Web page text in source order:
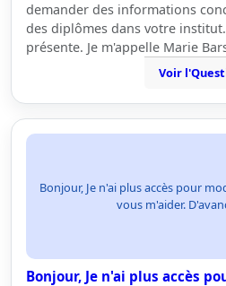
demander des informations
des diplômes dans votre
présente. Je m'appelle Marie
Voir
Bonjour, Je n'ai plus accès pour
vous m'aider.
Bonjour, Je n'ai plus accès